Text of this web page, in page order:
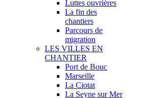
Luttes ouvrières
La fin des
chantiers
Parcours de
migration
LES VILLES EN
CHANTIER
Port de Bouc
Marseille
La Ciotat
La Seyne sur Mer